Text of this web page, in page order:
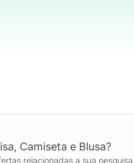
Camiseta e Blusa?
relacionadas a sua